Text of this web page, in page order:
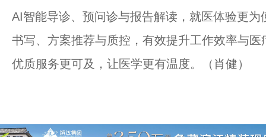
AI智能导诊、预问诊与报告解读，就医体验更
书写、方案推荐与质控，有效提升工作效率与
优质服务更可及，让医学更有温度。（肖健）